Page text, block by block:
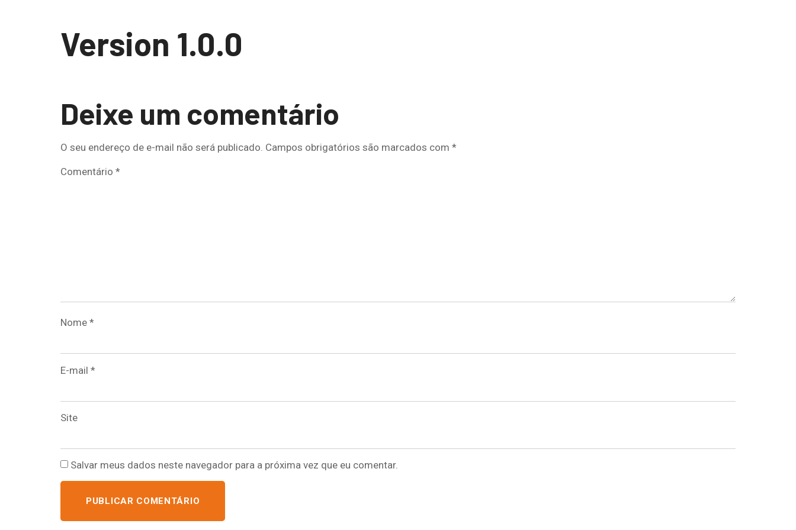
Version 1.0.0
Deixe um comentário
O seu endereço de e-mail não será publicado. Campos obrigatórios são marcados com *
Comentário *
Nome *
E-mail *
Site
Salvar meus dados neste navegador para a próxima vez que eu comentar.